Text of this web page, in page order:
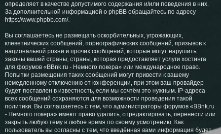
определяет в качестве допустимого содержания и/или поведения в них.
За дополнительной информацией о phpBB обращайтесь по адресу
https://www.phpbb.com/.
Вы соглашаетесь не размещать оскорбительных, угрожающих,
клеветнических сообщений, порнографических сообщений, призывов к
национальной розни и прочих сообщений, которые могут нарушить
законы вашей страны, страны, которая предоставляет услуги хостинга
для форумов «BBnk.ru - Немного покера» или международное право.
Попытки размещения таких сообщений могут привести к вашему
немедленному отключению от конференции, при этом ваш провайдер
будет поставлен в известность, если мы сочтём это нужным. IP-адреса
всех сообщений сохраняются для возможности проведения такой
политики. Вы соглашаетесь с тем, что администраторы форумов «BBnk.ru
- Немного покера» имеют право удалить, отредактировать, перенести или
закрыть любую тему в любое время по своему усмотрению. Как
пользователь вы согласны с тем, что введённая вами информация будет